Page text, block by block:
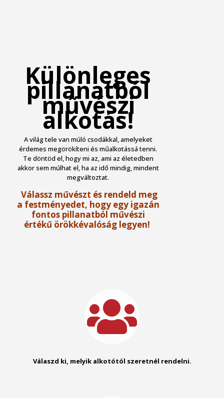
Különleges
pillanatból
művészi
alkotás!
A világ tele van múló csodákkal, amelyeket
érdemes megörökíteni és műalkotássá tenni.
Te döntöd el, hogy mi az, ami az életedben
akkor sem múlhat el, ha az idő mindig, mindent
megváltoztat.
Válassz művészt és rendeld meg
a festményedet, hogy egy igazán
fontos pillanatból művészi
értékű örökkévalóság legyen!
Válaszd ki, melyik alkotótól szeretnél rendelni.